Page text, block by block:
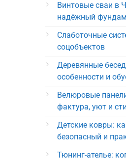
Винтовые сваи в
надёжный
Слаботочные
соцобъектов
Деревянные
особенности и
Велюровые
фактура, уют и
Детские ковры:
безопасный и
Тюнинг-ателье: